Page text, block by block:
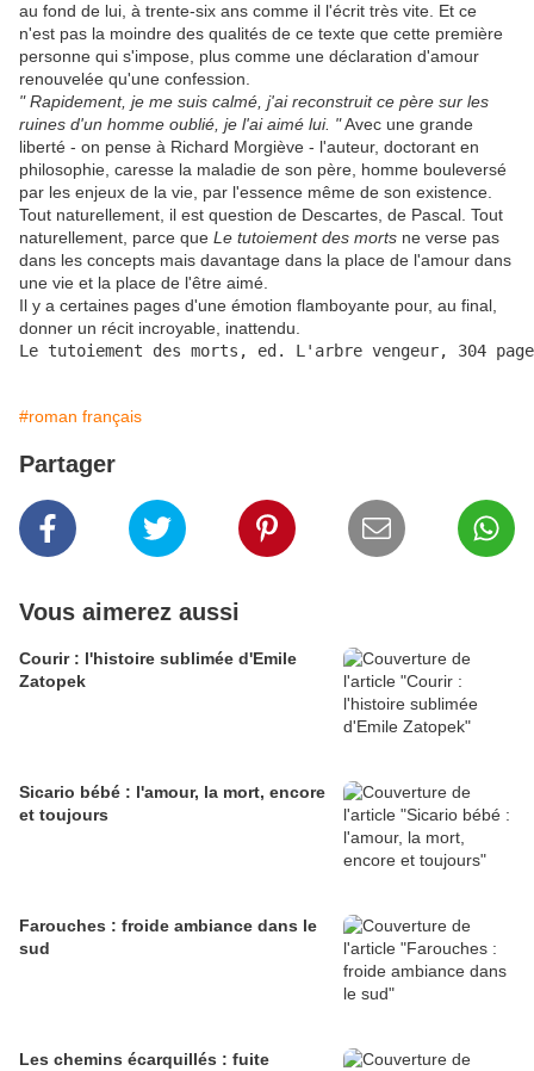
au fond de lui, à trente-six ans comme il l'écrit très vite. Et ce
n'est pas la moindre des qualités de ce texte que cette première
personne qui s'impose, plus comme une déclaration d'amour
renouvelée qu'une confession.
" Rapidement, je me suis calmé, j'ai reconstruit ce père sur les
ruines d'un homme oublié, je l'ai aimé lui. "Avec une grande
liberté - on pense à Richard Morgiève - l'auteur, doctorant en
philosophie, caresse la maladie de son père, homme bouleversé
par les enjeux de la vie, par l'essence même de son existence.
Tout naturellement, il est question de Descartes, de Pascal. Tout
naturellement, parce que Le tutoiement des morts ne verse pas
dans les concepts mais davantage dans la place de l'amour dans
une vie et la place de l'être aimé.
Il y a certaines pages d'une émotion flamboyante pour, au final,
donner un récit incroyable, inattendu.
#roman français
Partager
Vous aimerez aussi
Courir : l'histoire sublimée d'Emile
Zatopek
Sicario bébé : l'amour, la mort, encore
et toujours
Farouches : froide ambiance dans le
sud
Les chemins écarquillés : fuite